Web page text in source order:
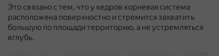
Это связано с тем, что у кедров корневая система
расположена поверхностно и стремится захватить
большую по площади территорию, а не устремляться
вглубь.